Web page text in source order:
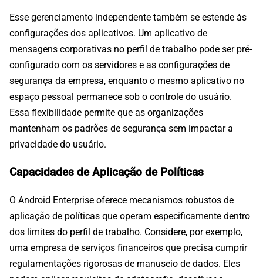
Esse gerenciamento independente também se estende às
configurações dos aplicativos. Um aplicativo de
mensagens corporativas no perfil de trabalho pode ser pré-
configurado com os servidores e as configurações de
segurança da empresa, enquanto o mesmo aplicativo no
espaço pessoal permanece sob o controle do usuário.
Essa flexibilidade permite que as organizações
mantenham os padrões de segurança sem impactar a
privacidade do usuário.
Capacidades de Aplicação de Políticas
O Android Enterprise oferece mecanismos robustos de
aplicação de políticas que operam especificamente dentro
dos limites do perfil de trabalho. Considere, por exemplo,
uma empresa de serviços financeiros que precisa cumprir
regulamentações rigorosas de manuseio de dados. Eles